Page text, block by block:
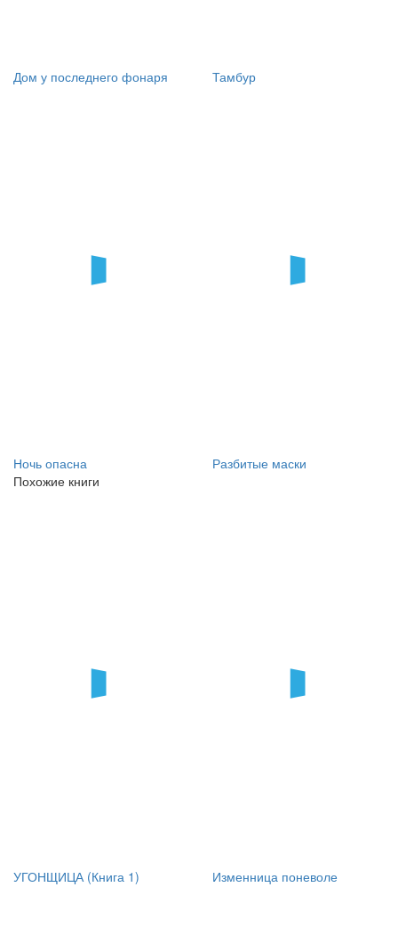
Дом у последнего фонаря Тамбур
Ночь опасна
Разбитые маски
Похожие книги
УГОНЩИЦА (Книга 1) Изменница поневоле